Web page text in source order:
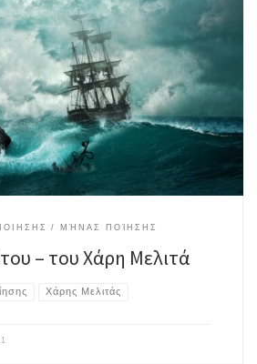
τα φαντάσματατης άδειας ΠολιτείαςΑν
χλιδάτες μάσκεςστου Γέρου το έντρομο
η εξέδρα μια φοράπέρα απ’ της μπάλας
έβγαινε Πρωταπριλιάη άδεια
ο Δυσσέας σκόνταφτε τυχαίαγλιστρώντας
είχαν επιτέλους ξοφληθείτα […]
ΜΉΝΑΣ ΠΟΊΗΣΗΣ
– του Χάρη Μελιτά
Χάρης Μελιτάς